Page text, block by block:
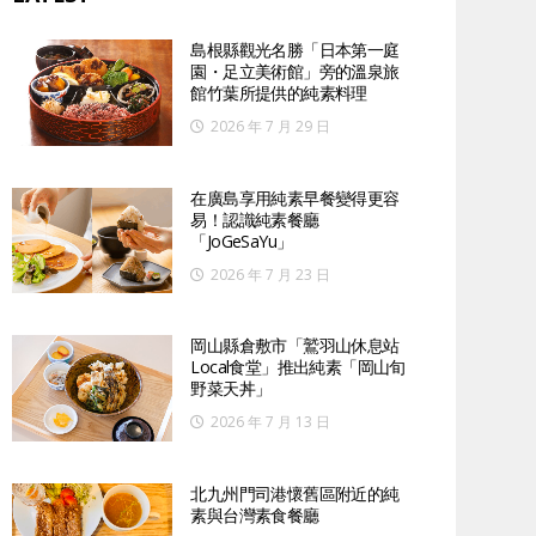
島根縣觀光名勝「日本第一庭
園・足立美術館」旁的溫泉旅
館竹葉所提供的純素料理
2026 年 7 月 29 日
在廣島享用純素早餐變得更容
易！認識純素餐廳
「JoGeSaYu」
2026 年 7 月 23 日
岡山縣倉敷市「鷲羽山休息站
Local食堂」推出純素「岡山旬
野菜天丼」
2026 年 7 月 13 日
北九州門司港懷舊區附近的純
素與台灣素食餐廳